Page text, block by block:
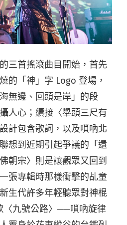
三首搖滾曲目開始，首先
的「神」字 Logo 登場，
無邊、回頭是岸」的段
人心；續接〈舉頭三尺有
計包含歌詞，以及嗩吶北
想到近期引起爭議的「還
朝宗〉則是讓觀眾又回到
張專輯時那樣衝擊的乩童
生代許多年輕聽眾對神棍
九號公路〉──嗩吶旋律